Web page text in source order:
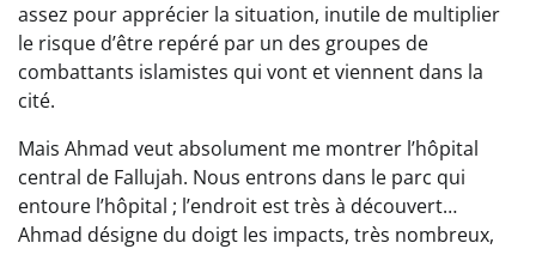
assez pour apprécier la situation, inutile de multiplier
le risque d’être repéré par un des groupes de
combattants islamistes qui vont et viennent dans la
cité.
Mais Ahmad veut absolument me montrer l’hôpital
central de Fallujah. Nous entrons dans le parc qui
entoure l’hôpital ; l’endroit est très à découvert…
Ahmad désigne du doigt les impacts, très nombreux,